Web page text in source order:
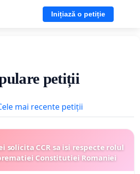
Inițiază o petiție
petiții
mai recente petiții
solicita CCR sa isi respecte rolul
Constitutiei Romaniei